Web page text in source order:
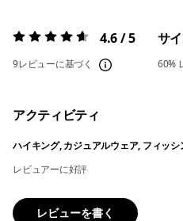
評価:4.6 / 5 4.6 / 5
9レビューに基づく
サ
60%
アクティビティ
ハイキング, カジュアルウェア, フィッシ
レビュアーに好評
レビューを書く